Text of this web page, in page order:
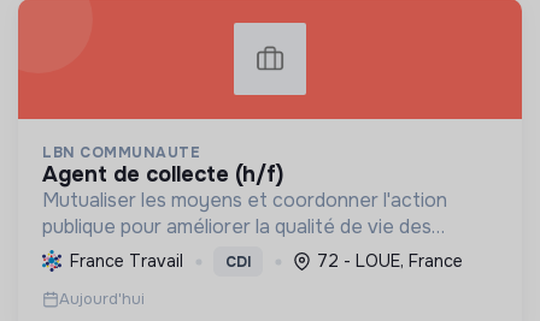
LBN COMMUNAUTE
agent de collecte (h/f)
Mutualiser les moyens et coordonner l'action
publique pour améliorer la qualité de vie des
habitants à travers des services essentiels, le
développement économique et la préservation de
l'environnemen...
France Travail CDI 72 - LOUE, France
Aujourd'hui